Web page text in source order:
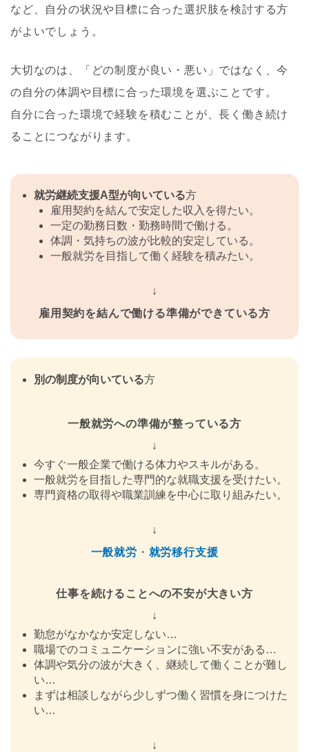
など、自分の状況や目標に合った選択肢を検討する方
がよいでしょう。
大切なのは、「どの制度が良い・悪い」ではなく、今
の自分の体調や目標に合った環境を選ぶことです。
自分に合った環境で経験を積むことが、長く働き続け
ることにつながります。
就労継続支援A型が向いている方
雇用契約を結んで安定した収入を得たい。
一定の勤務日数・勤務時間で働ける。
体調・気持ちの波が比較的安定している。
一般就労を目指して働く経験を積みたい。
↓
雇用契約を結んで働ける準備ができている方
別の制度が向いている方
一般就労への準備が整っている方
↓
今すぐ一般企業で働ける体力やスキルがある。
一般就労を目指した専門的な就職支援を受けたい。
専門資格の取得や職業訓練を中心に取り組みたい。
↓
一般就労 ・ 就労移行支援
仕事を続けることへの不安が大きい方
↓
勤怠がなかなか安定しない…
職場でのコミュニケーションに強い不安がある…
体調や気分の波が大きく、継続して働くことが難し
い…
まずは相談しながら少しずつ働く習慣を身につけた
い…
↓